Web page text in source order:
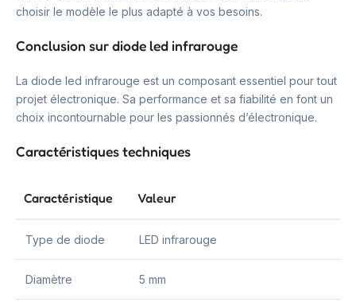
choisir le modèle le plus adapté à vos besoins.
Conclusion sur diode led infrarouge
La diode led infrarouge est un composant essentiel pour tout
projet électronique. Sa performance et sa fiabilité en font un
choix incontournable pour les passionnés d’électronique.
Caractéristiques techniques
Caractéristique Valeur
Type de diode LED infrarouge
Diamètre 5 mm